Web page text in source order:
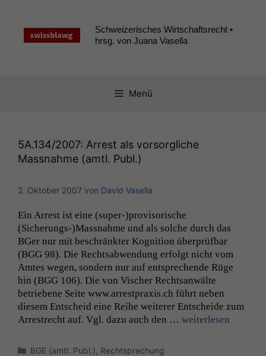
springen
Schweizerisches Wirtschaftsrecht •
hrsg. von Juana Vasella
Menü
5A.134/2007: Arrest als vorsorgliche
Massnahme (amtl. Publ.)
2. Oktober 2007 von David Vasella
Ein Arrest ist eine (super-)provisorische
(Sicherungs-)Massnahme und als solche durch das
BGer nur mit beschränk­ter Kog­ni­tion über­prüf­bar
(BGG 98). Die Rechtsab­wen­dung erfol­gt nicht vom
Amtes wegen, son­dern nur auf entsprechende Rüge
hin (BGG 106). Die von Vis­ch­er Recht­san­wälte
betriebene Seite www.arrestpraxis.ch führt neben
diesem Entscheid eine Rei­he weit­er­er Entschei­de zum
Arrestrecht auf. Vgl. dazu auch den … weit­er­lesen
Kategorien
BGE (amtl. Publ.) Rechtsprechung